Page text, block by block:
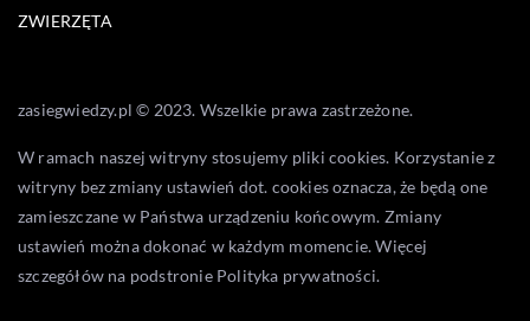
ZWIERZĘTA
zasiegwiedzy.pl © 2023. Wszelkie prawa zastrzeżone.
W ramach naszej witryny stosujemy pliki cookies. Korzystanie z
witryny bez zmiany ustawień dot. cookies oznacza, że będą one
zamieszczane w Państwa urządzeniu końcowym. Zmiany
ustawień można dokonać w każdym momencie. Więcej
szczegółów na podstronie Polityka prywatności.